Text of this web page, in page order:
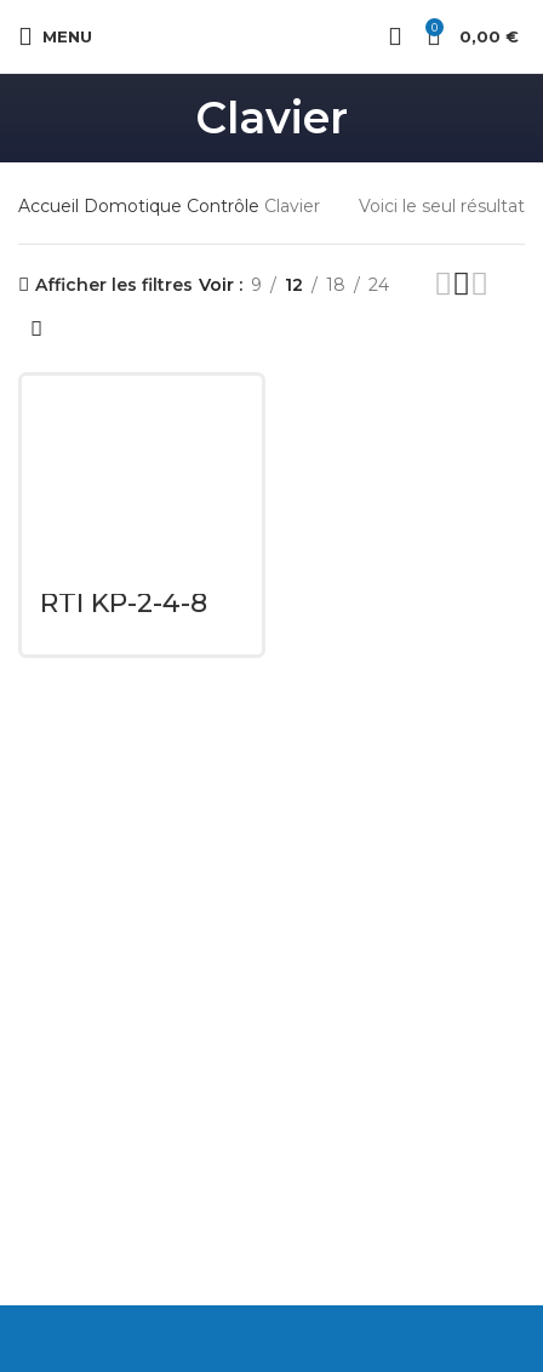
MENU 0 0,00 €
Clavier
Accueil Domotique Contrôle Clavier Voici le seul résultat
Afficher les filtres Voir 9 12 18 24
RTI KP-2-4-8